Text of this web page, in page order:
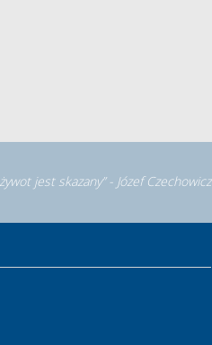
jest skazany” - Józef Czechowicz